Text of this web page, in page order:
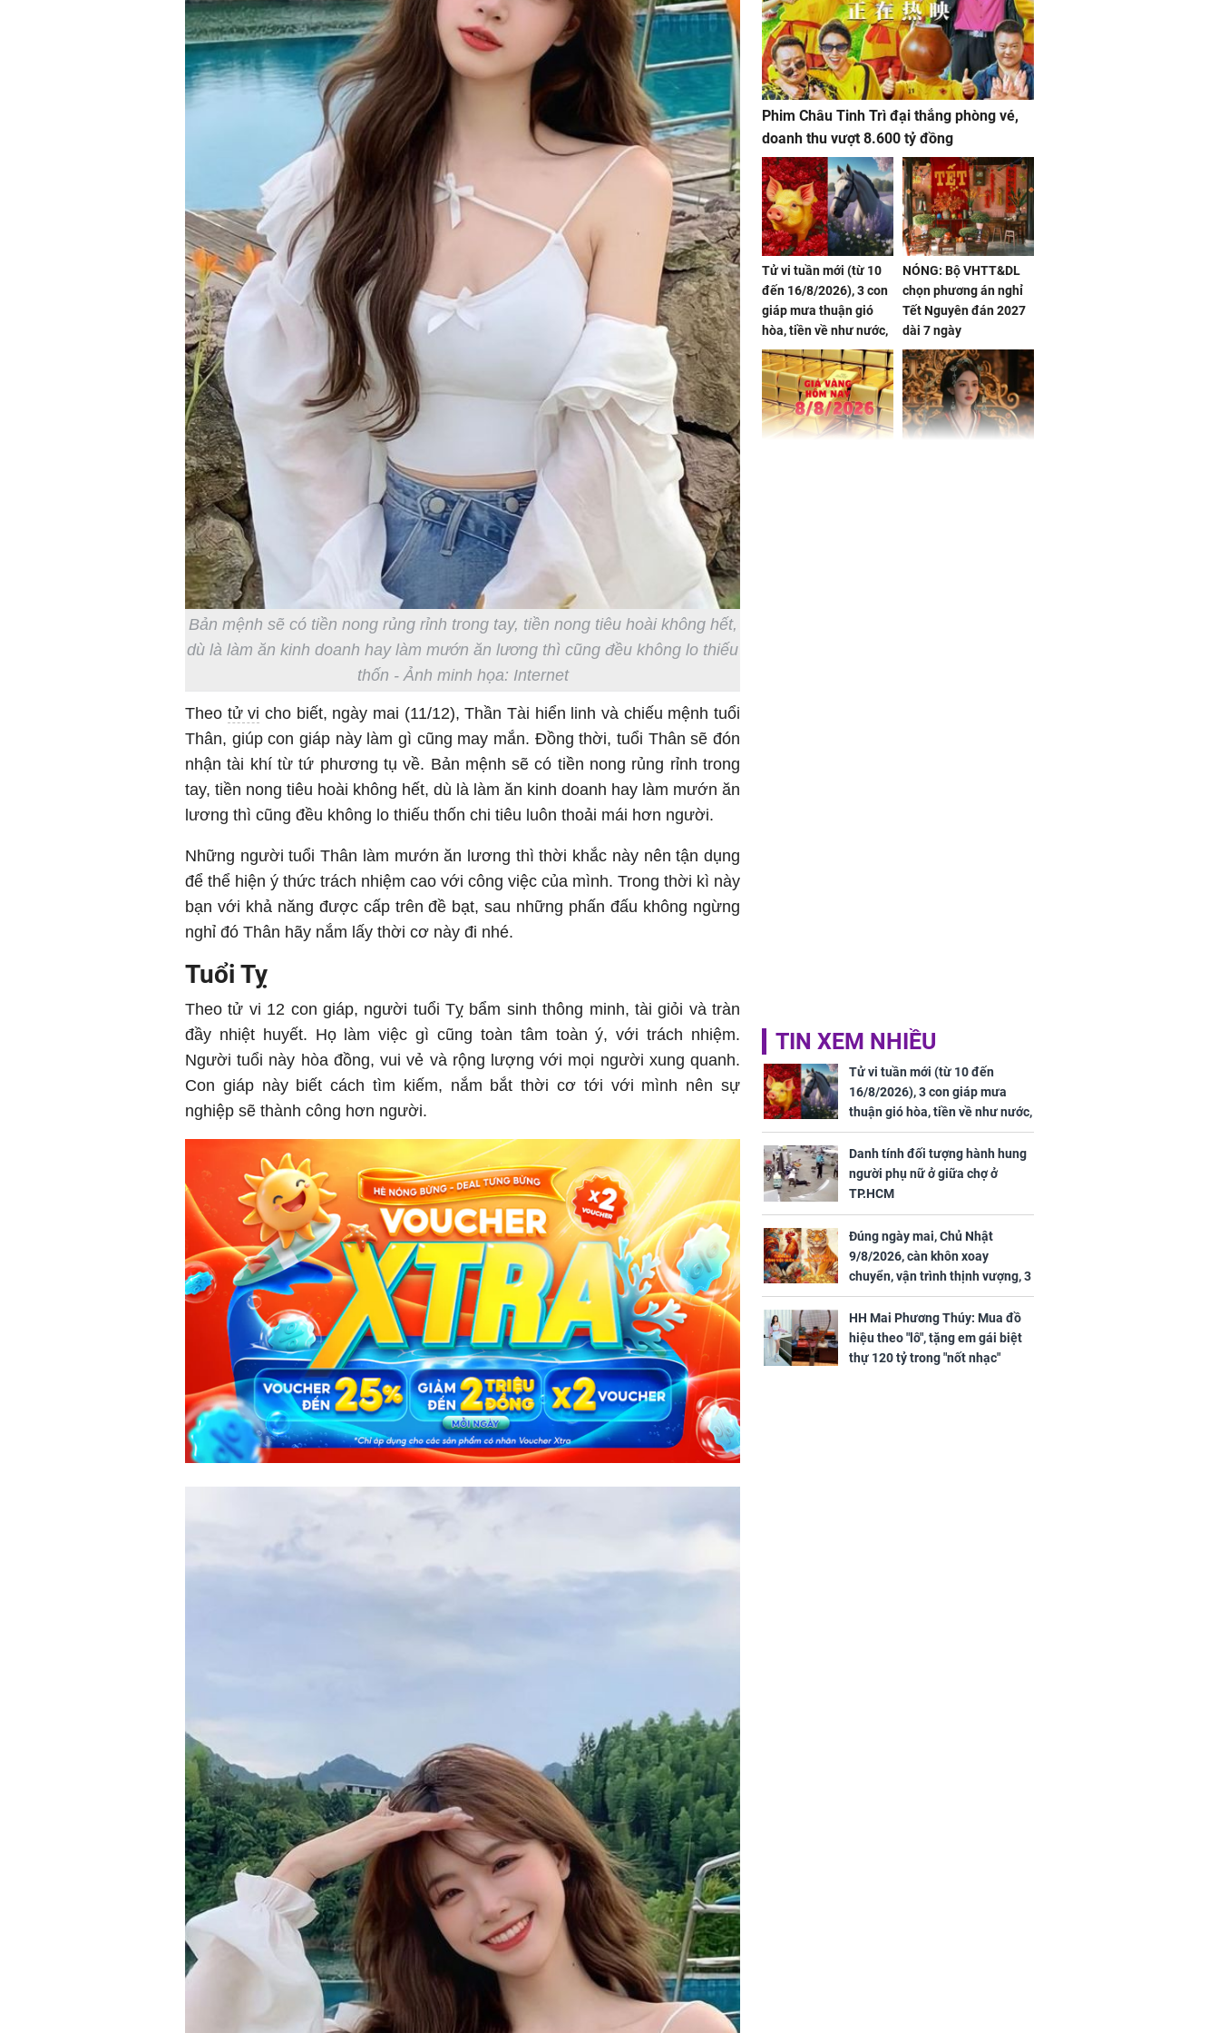
Bản mệnh sẽ có tiền nong rủng rỉnh trong tay, tiền nong tiêu hoài không hết,
dù là làm ăn kinh doanh hay làm mướn ăn lương thì cũng đều không lo thiếu
thốn - Ảnh minh họa: Internet
Theo tử vi cho biết, ngày mai (11/12), Thần Tài hiển linh và chiếu mệnh tuổi
Thân, giúp con giáp này làm gì cũng may mắn. Đồng thời, tuổi Thân sẽ đón
nhận tài khí từ tứ phương tụ về. Bản mệnh sẽ có tiền nong rủng rỉnh trong
tay, tiền nong tiêu hoài không hết, dù là làm ăn kinh doanh hay làm mướn ăn
lương thì cũng đều không lo thiếu thốn chi tiêu luôn thoải mái hơn người.
Những người tuổi Thân làm mướn ăn lương thì thời khắc này nên tận dụng
để thể hiện ý thức trách nhiệm cao với công việc của mình. Trong thời kì này
bạn với khả năng được cấp trên đề bạt, sau những phấn đấu không ngừng
nghỉ đó Thân hãy nắm lấy thời cơ này đi nhé.
Tuổi Tỵ
Theo tử vi 12 con giáp, người tuổi Tỵ bẩm sinh thông minh, tài giỏi và tràn
đầy nhiệt huyết. Họ làm việc gì cũng toàn tâm toàn ý, với trách nhiệm.
Người tuổi này hòa đồng, vui vẻ và rộng lượng với mọi người xung quanh.
Con giáp này biết cách tìm kiếm, nắm bắt thời cơ tới với mình nên sự
nghiệp sẽ thành công hơn người.
Phim Châu Tinh Trì đại thắng phòng vé,
doanh thu vượt 8.600 tỷ đồng
Tử vi tuần mới (từ 10
đến 16/8/2026), 3 con
giáp mưa thuận gió
hòa, tiền về như nước,
bạc vàng dư dả, Phú
Quý Vinh Hoa, vận
trình khai sáng
NÓNG: Bộ VHTT&DL
chọn phương án nghỉ
Tết Nguyên đán 2027
dài 7 ngày
TIN XEM NHIỀU
Tử vi tuần mới (từ 10 đến
16/8/2026), 3 con giáp mưa
thuận gió hòa, tiền về như nước,
bạc vàng dư dả, Phú Quý Vinh
Hoa, vận trình khai sáng
Danh tính đối tượng hành hung
người phụ nữ ở giữa chợ ở
TP.HCM
Đúng ngày mai, Chủ Nhật
9/8/2026, càn khôn xoay
chuyển, vận trình thịnh vượng, 3
con giáp nhận phúc khí nhà trời,
tình tiền đỏ như son, vận may
hanh thông
HH Mai Phương Thúy: Mua đồ
hiệu theo "lô", tặng em gái biệt
thự 120 tỷ trong "nốt nhạc"